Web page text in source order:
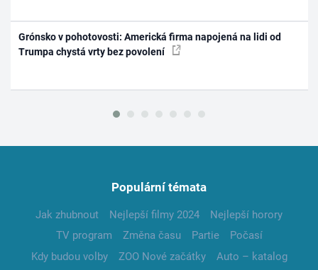
Grónsko v pohotovosti: Americká firma napojená na lidi od
Trumpa chystá vrty bez povolení
Populární témata
Jak zhubnout Nejlepší filmy 2024
Nejlepší horory
TV program
Změna času Partie
Počasí
Kdy budou volby
ZOO Nové začátky
Auto – katalog